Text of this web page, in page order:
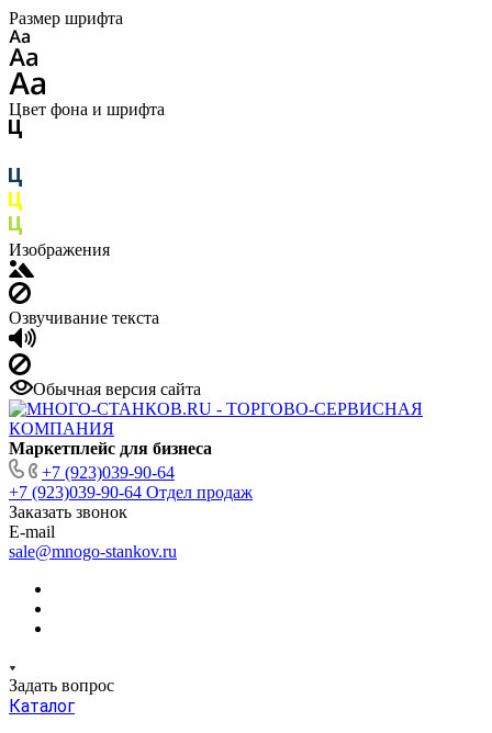
Размер шрифта
Цвет фона и шрифта
Изображения
Озвучивание текста
Обычная версия сайта
Маркетплейс для бизнеса
+7 (923)039-90-64
+7 (923)039-90-64 Отдел продаж
Заказать звонок
E-mail
sale@mnogo-stankov.ru
Задать вопрос
Каталог